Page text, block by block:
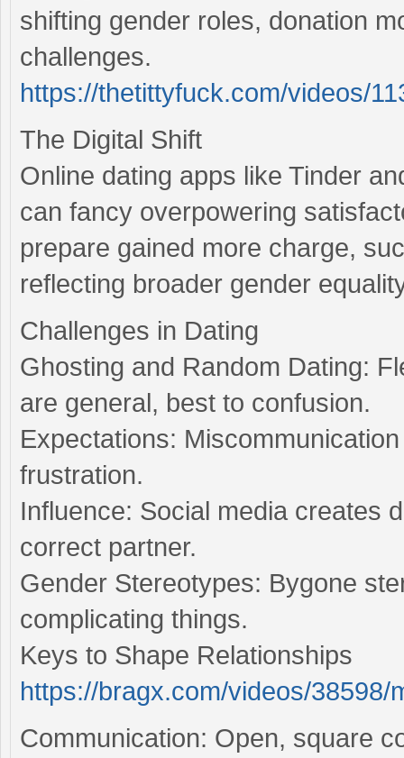
shifting gender roles, donation
challenges.
https://thetittyfuck.com/videos/
The Digital Shift
Online dating apps like Tinder
can fancy overpowering
prepare gained more charge,
reflecting broader gender
Challenges in Dating
Ghosting and Random Dating:
are general, best to confusion.
Expectations:
frustration.
Influence: Social media creates
correct partner.
Gender Stereotypes: Bygone
complicating things.
Keys to Shape Relationships
https://bragx.com/videos/
Communication: Open, square